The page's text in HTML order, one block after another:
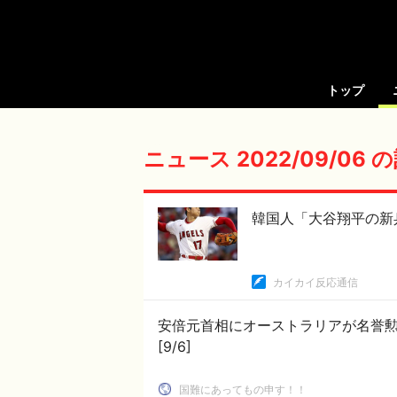
トップ
ニュース 2022/09/06 の
韓国人「大谷翔平の
カイカイ反応通信
安倍元首相にオーストラリアが名
[9/6]
国難にあってもの申す！！